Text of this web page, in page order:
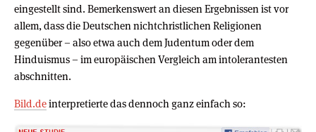
eingestellt sind. Bemerkenswert an diesen Ergebnissen ist vor
allem, dass die Deutschen nichtchristlichen Religionen
gegenüber – also etwa auch dem Judentum oder dem
Hinduismus – im europäischen Vergleich am intolerantesten
abschnitten.
Bild.deinterpretierte das dennoch ganz einfach so: